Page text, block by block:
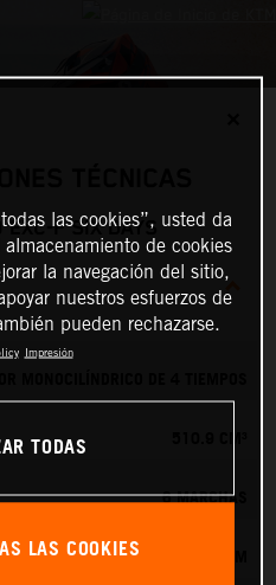
F SIX DAYS
6 MARCHAS
KEIHIN EFI, TOBERA DE 42 MM
las cookies”, usted da
de cookies
la navegación del sitio,
nuestros esfuerzos de
pueden rechazarse.
Impresión
TODAS
LAS COOKIES